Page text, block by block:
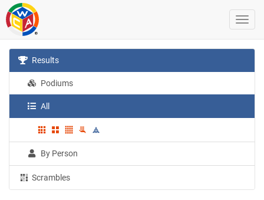
Results
Podiums
All
By Person
Scrambles